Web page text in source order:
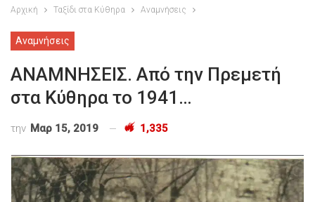
Αρχική Ταξίδι στα Κύθηρα Αναμνήσεις
Αναμνήσεις
ΑΝΑΜΝΗΣΕΙΣ. Από την Πρεμετή
στα Κύθηρα το 1941…
την Μαρ 15, 2019 1,335